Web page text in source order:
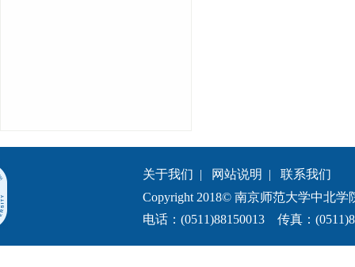
关于我们 | 网站说明 | 联系我们
Copyright 2018© 南京师范大学中北学
电话：(0511)88150013 传真：